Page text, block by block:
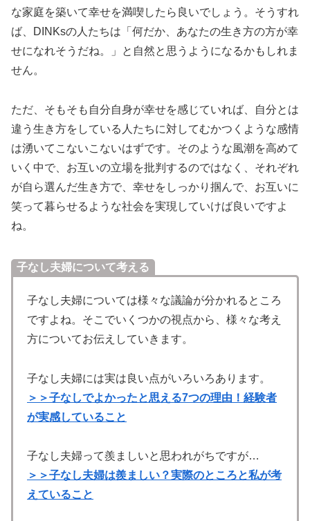
な家庭を築いて幸せを満喫したら良いでしょう。そうすれ
ば、DINKsの人たちは「何だか、あなたの生き方の方が幸
せになれそうだね。」と自然と思うようになるかもしれま
せん。
ただ、そもそも自分自身が幸せを感じていれば、自分とは
違う生き方をしている人たちに対してむかつくような感情
は湧いてこないこないはずです。そのような風潮を高めて
いく中で、お互いの立場を批判するのではなく、それぞれ
が自ら選んだ生き方で、幸せをしっかり掴んで、お互いに
笑って暮らせるような社会を実現していけば良いですよ
ね。
子なし夫婦について考える
子なし夫婦については様々な議論が分かれるところ
ですよね。そこでいくつかの視点から、様々な考え
方についてお伝えしていきます。
子なし夫婦には実は良い点がいろいろあります。
＞＞子なしでよかったと思える7つの理由！経験者
が実感していること
子なし夫婦って羨ましいと思われがちですが…
＞＞子なし夫婦は羨ましい？実際のところと私が考
えていること